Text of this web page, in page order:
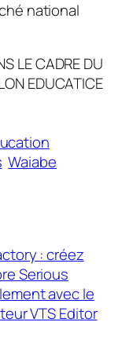
national
LE CADRE DU
EDUCATICE
Waiabe
: créez
Serious
avec le
VTS Editor